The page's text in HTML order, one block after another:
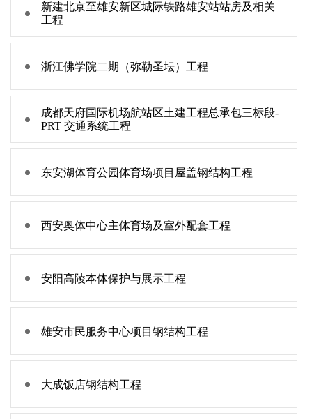
新建北京至雄安新区城际铁路雄安站站房及相关
工程
浙江佛学院二期（弥勒圣坛）工程
成都天府国际机场航站区土建工程总承包三标段-
PRT 交通系统工程
东安湖体育公园体育场项目屋盖钢结构工程
西安奥体中心主体育场及室外配套工程
安阳高陵本体保护与展示工程
雄安市民服务中心项目钢结构工程
大成饭店钢结构工程